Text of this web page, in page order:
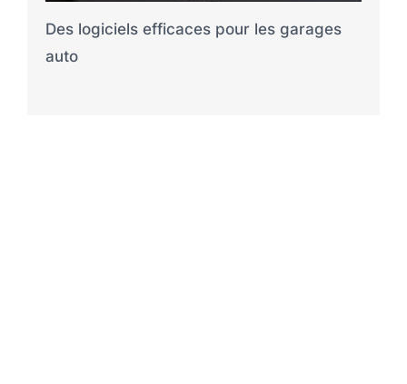
Des logiciels efficaces pour les garages
auto